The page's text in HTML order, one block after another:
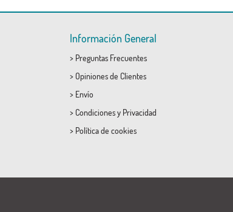
Información General
> Preguntas Frecuentes
> Opiniones de Clientes
> Envío
> Condicionesy Privacidad
> Política de cookies